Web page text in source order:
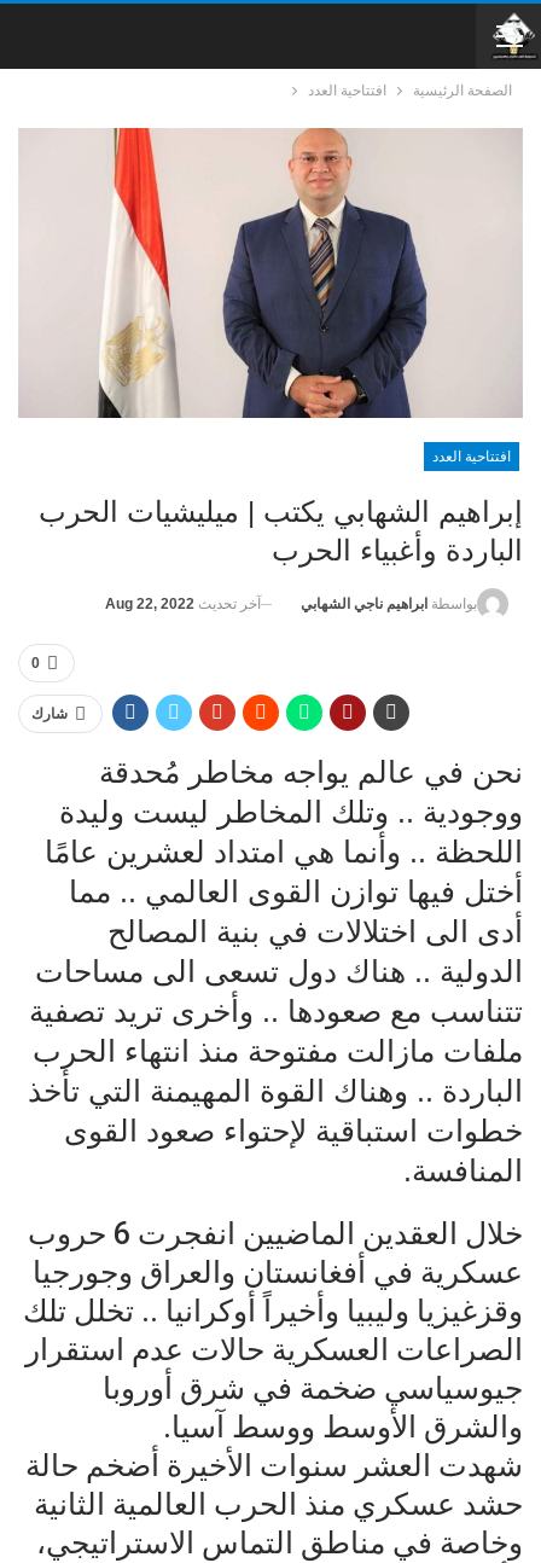
الصفحة الرئيسية افتتاحية العدد
افتتاحية العدد
إبراهيم الشهابي يكتب | ميليشيات الحرب
الباردة وأغبياء الحرب
بواسطة ابراهيم ناجي الشهابي آخر تحديث Aug 22, 2022
0
شارك
نحن في عالم يواجه مخاطر مُحدقة
ووجودية .. وتلك المخاطر ليست وليدة
اللحظة .. وأنما هي امتداد لعشرين عامًا
أختل فيها توازن القوى العالمي .. مما
أدى الى اختلالات في بنية المصالح
الدولية .. هناك دول تسعى الى مساحات
تتناسب مع صعودها .. وأخرى تريد تصفية
ملفات مازالت مفتوحة منذ انتهاء الحرب
الباردة .. وهناك القوة المهيمنة التي تأخذ
خطوات استباقية لإحتواء صعود القوى
المنافسة.
خلال العقدين الماضيين انفجرت 6 حروب
عسكرية في أفغانستان والعراق وجورجيا
وقزغيزيا وليبيا وأخيراً أوكرانيا .. تخلل تلك
الصراعات العسكرية حالات عدم استقرار
جيوسياسي ضخمة في شرق أوروبا
والشرق الأوسط ووسط آسيا.
شهدت العشر سنوات الأخيرة أضخم حالة
حشد عسكري منذ الحرب العالمية الثانية
وخاصة في مناطق التماس الاستراتيجي،